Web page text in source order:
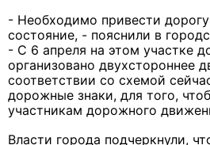
- Необходимо привести
состояние, - пояснили в
- С 6 апреля на этом участке
организовано двухстороннее
соответствии со схемой
дорожные знаки, для того,
участникам дорожного
Власти города подчеркнули,